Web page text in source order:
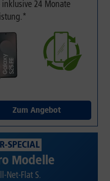
24 Monate
Zum Angebot
SPECIAL
Modelle
Net-Flat S.